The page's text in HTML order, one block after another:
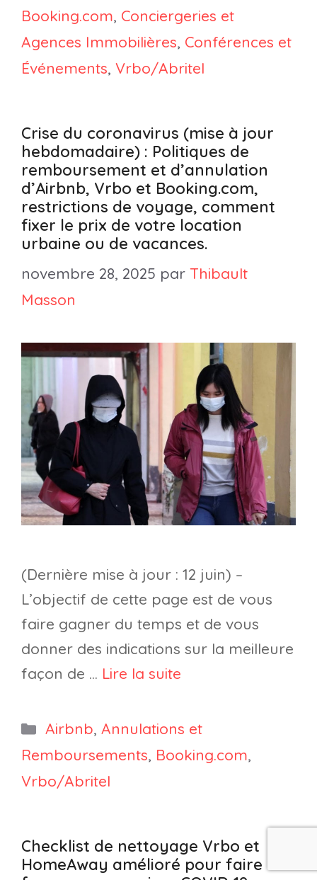
Booking.com, Conciergeries et
Agences Immobilières, Conférences et
Événements, Vrbo/Abritel
Crise du coronavirus (mise à jour
hebdomadaire) : Politiques de
remboursement et d’annulation
d’Airbnb, Vrbo et Booking.com,
restrictions de voyage, comment
fixer le prix de votre location
urbaine ou de vacances.
novembre 28, 2025 par Thibault
Masson
(Dernière mise à jour : 12 juin) –
L’objectif de cette page est de vous
faire gagner du temps et de vous
donner des indications sur la meilleure
façon de … Lire la suite
Catégories
Airbnb, Annulations et
Remboursements, Booking.com,
Vrbo/Abritel
Checklist de nettoyage Vrbo et
HomeAway amélioré pour faire